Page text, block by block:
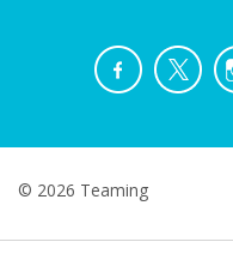
© 2026 Teaming